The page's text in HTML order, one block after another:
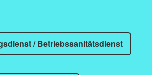
/ Betriebssanitätsdienst